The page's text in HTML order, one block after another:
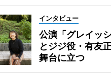
インタビュー
公演「グレイッ
とジジ役・有友
舞台に立つ